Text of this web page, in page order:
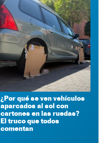
¿Por qué se ven vehículos
aparcados al sol con
cartones en las ruedas?
El truco que todos
comentan